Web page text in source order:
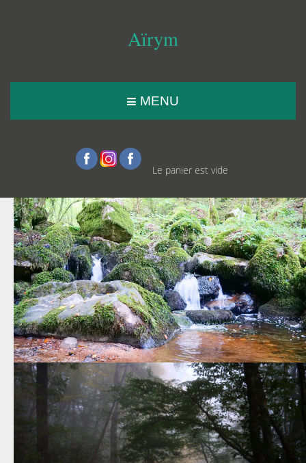
Aïrym
MENU
Le panier est vide